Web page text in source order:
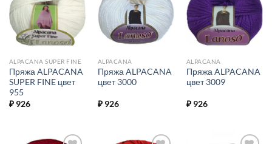
Добавить в
избранное.
ALPACANA SUPER FINE
Пряжа ALPACANA
SUPER FINE цвет
955
₽926
Добавить в
избранное.
ALPACANA
Пряжа ALPACANA
цвет 3000
₽926
Добавить в
избранное.
ALPACANA
Пряжа ALPACANA
цвет 3009
₽926